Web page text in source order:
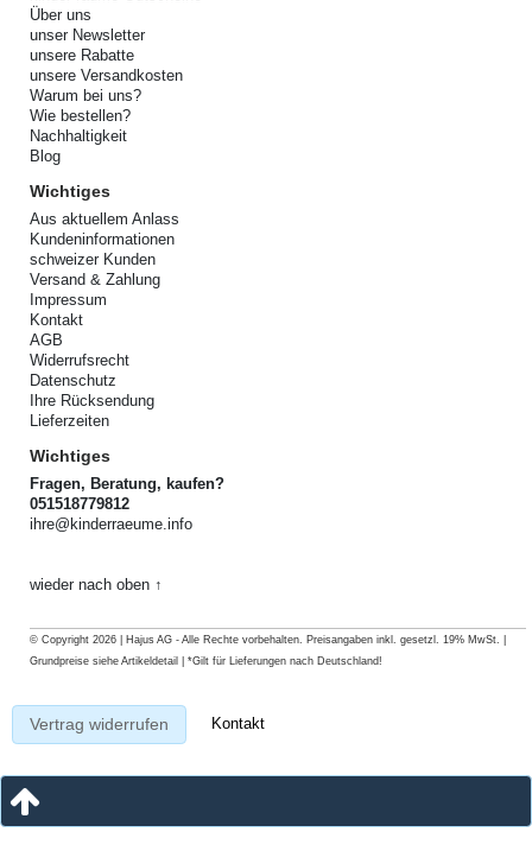
Über uns
unser Newsletter
unsere Rabatte
unsere Versandkosten
Warum bei uns?
Wie bestellen?
Nachhaltigkeit
Blog
Wichtiges
Aus aktuellem Anlass
Kundeninformationen
schweizer Kunden
Versand & Zahlung
Impressum
Kontakt
AGB
Widerrufsrecht
Datenschutz
Ihre Rücksendung
Lieferzeiten
Wichtiges
Fragen, Beratung, kaufen?
051518779812
ihre@kinderraeume.info
wieder nach oben ↑
© Copyright 2026 | Hajus AG - Alle Rechte vorbehalten. Preisangaben inkl. gesetzl. 19% MwSt. |
Grundpreise siehe Artikeldetail | *Gilt für Lieferungen nach Deutschland!
Vertrag widerrufen Kontakt